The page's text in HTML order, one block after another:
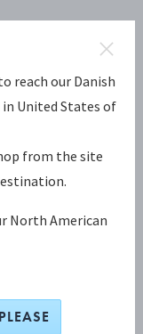
cuffs
reach our Danish
United States of
from the site
North American